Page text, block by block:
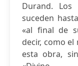
Durand. Los
suceden
«al final de
decir, como
esta obra,